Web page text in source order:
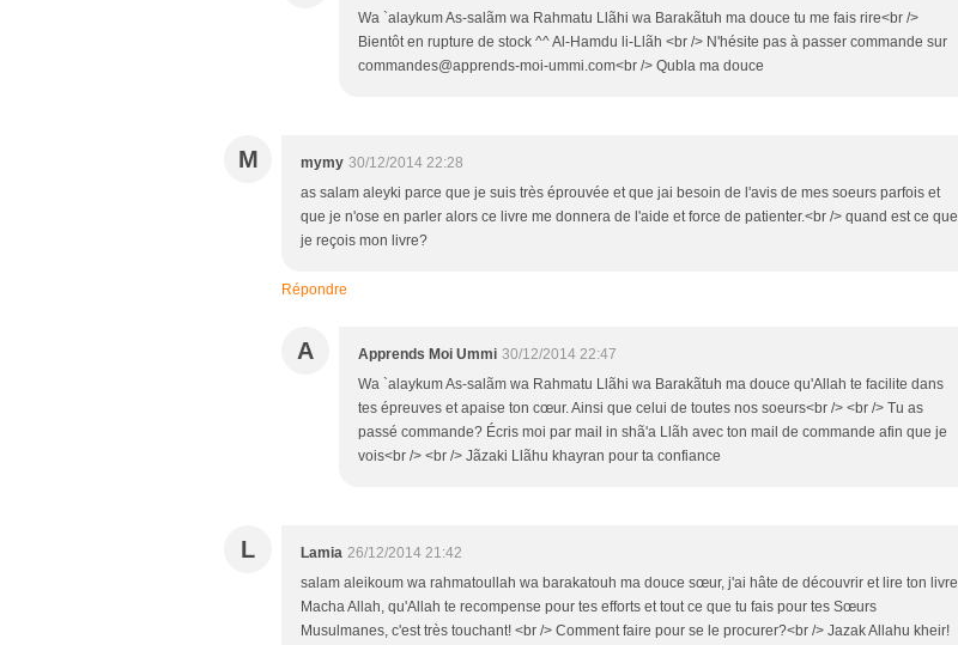
Wa `alaykum As-salãm wa Rahmatu Llãhi wa Barakãtuh ma douce tu me fais rire<br />
Bientôt en rupture de stock ^^ Al-Hamdu li-Llãh <br /> N'hésite pas à passer commande sur
commandes@apprends-moi-ummi.com<br /> Qubla ma douce
M mymy 30/12/2014 22:28
as salam aleyki parce que je suis très éprouvée et que jai besoin de l'avis de mes soeurs parfois et
que je n'ose en parler alors ce livre me donnera de l'aide et force de patienter.<br /> quand est ce que
je reçois mon livre?
Répondre
A Apprends Moi Ummi 30/12/2014 22:47
Wa `alaykum As-salãm wa Rahmatu Llãhi wa Barakãtuh ma douce qu'Allah te facilite dans
tes épreuves et apaise ton cœur. Ainsi que celui de toutes nos soeurs<br /> <br /> Tu as
passé commande? Écris moi par mail in shã'a Llãh avec ton mail de commande afin que je
vois<br /> <br /> Jãzaki Llãhu khayran pour ta confiance
L Lamia 26/12/2014 21:42
salam aleikoum wa rahmatoullah wa barakatouh ma douce sœur, j'ai hâte de découvrir et lire ton livre
Macha Allah, qu'Allah te recompense pour tes efforts et tout ce que tu fais pour tes Sœurs
Musulmanes, c'est très touchant! <br /> Comment faire pour se le procurer?<br /> Jazak Allahu kheir!